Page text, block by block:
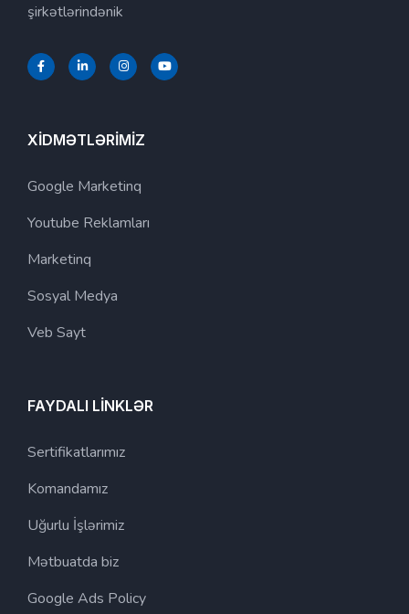
şirkətlərindənik
XİDMƏTLƏRİMİZ
Google Marketinq
Youtube Reklamları
Marketinq
Sosyal Medya
Veb Sayt
FAYDALI LİNKLƏR
Sertifikatlarımız
Komandamız
Uğurlu İşlərimiz
Mətbuatda biz
Google Ads Policy